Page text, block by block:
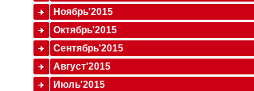
Ноябрь'2015
Октябрь'2015
Сентябрь'2015
Август'2015
Июль'2015